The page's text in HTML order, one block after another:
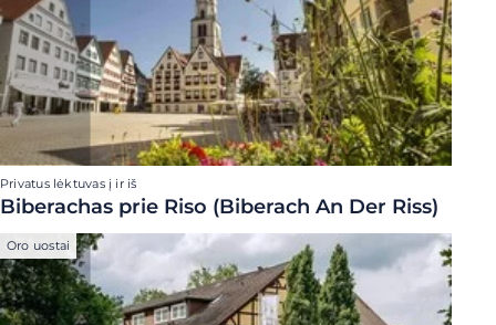
Privatus lėktuvas į ir iš
Biberachas prie Riso (Biberach An Der Riss)
Oro uostai